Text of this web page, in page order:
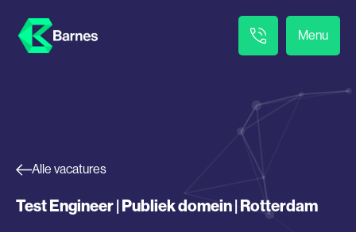
Menu
Alle vacatures
Test Engineer | Publiek domein | Rotterdam